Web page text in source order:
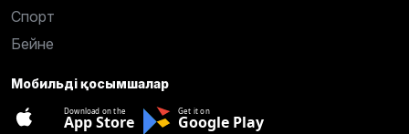
Спорт
Бейне
Мобильді қосымшалар
Download on the
App Store
Get it on
Google Play